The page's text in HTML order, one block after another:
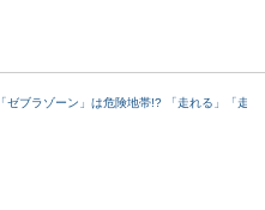
ゼブラゾーン」は危険地帯!? 「走れる」「